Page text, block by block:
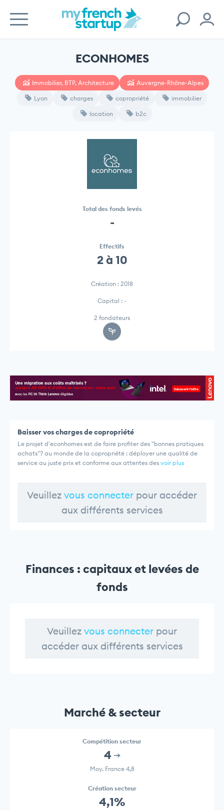
ECONHOMES
Immobilier, BTP, Architecture Auvergne-Rhône-Alpes
Lyon charges copropriété immobilier
location b2c
Total des fonds levés
-
Effectifs
2 à 10
Création : 2018
Capital : -
2 fondateurs
Baisser vos charges de copropriété
Le projet d'econhomes est de faire profiter des "bonnes pratiques
achats"? au monde de la copropriété : déployer une qualité de
service au juste prix et conforme aux attentes des voir plus
Veuillez vous connecter pour accéder
aux différents services
Finances : capitaux et levées de
fonds
Veuillez vous connecter pour
accéder aux différents services
Marché & secteur
Compétition secteur
4
Moy. France 4,8
Création secteur
4,1%